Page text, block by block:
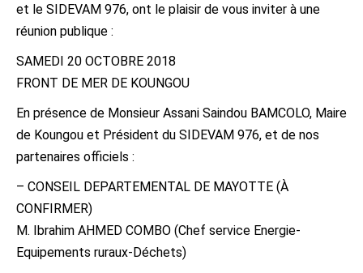
et le SIDEVAM 976, ont le plaisir de vous inviter à une
réunion publique :
SAMEDI 20 OCTOBRE 2018
FRONT DE MER DE KOUNGOU
En présence de Monsieur Assani Saindou BAMCOLO, Maire
de Koungou et Président du SIDEVAM 976, et de nos
partenaires officiels :
– CONSEIL DEPARTEMENTAL DE MAYOTTE (À
CONFIRMER)
M. Ibrahim AHMED COMBO (Chef service Energie-
Equipements ruraux-Déchets)